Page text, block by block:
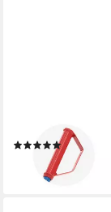
Sackkarre
(4)
199,90 €
lieferbar - in 3-4